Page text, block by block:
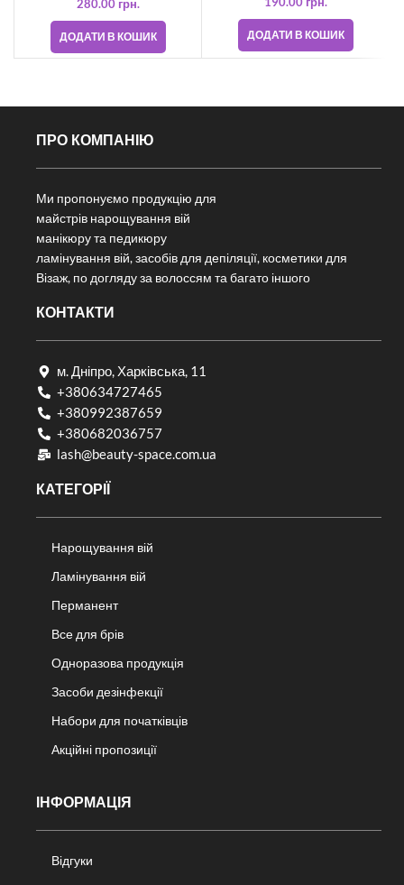
280.00 грн.
ДОДАТИ В КОШИК ДОДАТИ В КОШИК
ПРО КОМПАНІЮ
Ми пропонуємо продукцію для
майстрів нарощування вій
манікюру та педикюру
ламінування вій, засобів для депіляції, косметики для
Візаж, по догляду за волоссям та багато іншого
КОНТАКТИ
м. Дніпро, Харківська, 11
+380634727465
+380992387659
+380682036757​
lash@beauty-space.com.ua
КАТЕГОРІЇ
Нарощування вій
Ламінування вій
Перманент
Все для брів
Одноразова продукція
Засоби дезінфекції
Набори для початківців
Акційні пропозиції
ІНФОРМАЦІЯ
Відгуки